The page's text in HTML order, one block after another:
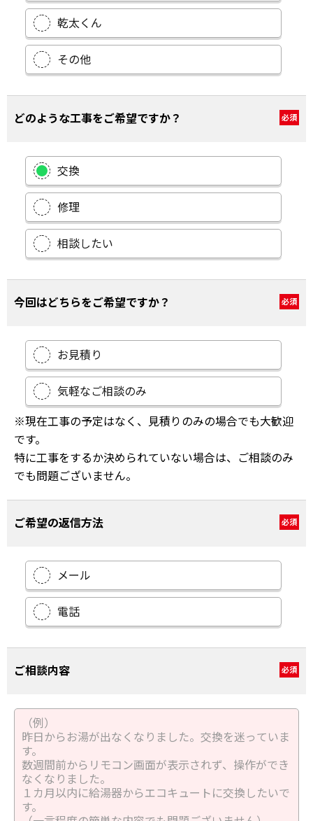
乾太くん
その他
どのような工事をご希望ですか？ 必須
交換
修理
相談したい
今回はどちらをご希望ですか？ 必須
お見積り
気軽なご相談のみ
※現在工事の予定はなく、見積りのみの場合でも大歓迎
です。
特に工事をするか決められていない場合は、ご相談のみ
でも問題ございません。
ご希望の返信方法 必須
メール
電話
ご相談内容 必須